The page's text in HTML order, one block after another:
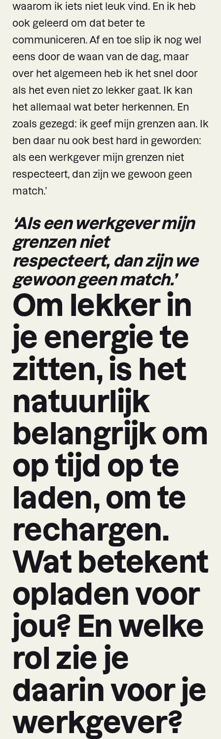
waarom ik iets niet leuk vind. En ik heb
ook geleerd om dat beter te
communiceren. Af en toe slip ik nog wel
eens door de waan van de dag, maar
over het algemeen heb ik het snel door
als het even niet zo lekker gaat. Ik kan
het allemaal wat beter herkennen. En
zoals gezegd: ik geef mijn grenzen aan. Ik
ben daar nu ook best hard in geworden:
als een werkgever mijn grenzen niet
respecteert, dan zijn we gewoon geen
match.’
‘Als een werkgever mijn
grenzen niet
respecteert, dan zijn we
gewoon geen match.’
Om lekker in
je energie te
zitten, is het
natuurlijk
belangrijk om
op tijd op te
laden, om te
rechargen.
Wat betekent
opladen voor
jou? En welke
rol zie je
daarin voor je
werkgever?